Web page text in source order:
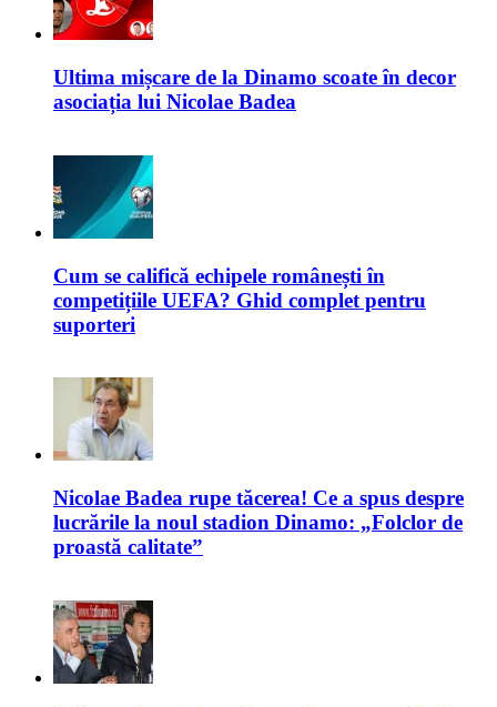
Ultima mișcare de la Dinamo scoate în decor
asociația lui Nicolae Badea
Cum se califică echipele românești în
competițiile UEFA? Ghid complet pentru
suporteri
Nicolae Badea rupe tăcerea! Ce a spus despre
lucrările la noul stadion Dinamo: „Folclor de
proastă calitate”